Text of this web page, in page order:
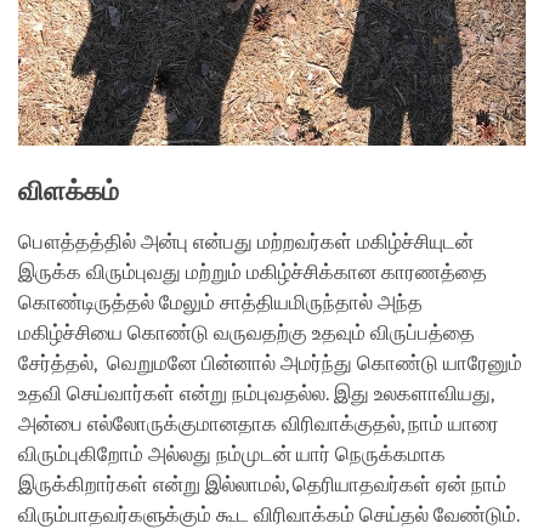
விளக்கம்
பௌத்தத்தில் அன்பு என்பது மற்றவர்கள் மகிழ்ச்சியுடன்
இருக்க விரும்புவது மற்றும் மகிழ்ச்சிக்கான காரணத்தை
கொண்டிருத்தல் மேலும் சாத்தியமிருந்தால் அந்த
மகிழ்ச்சியை கொண்டு வருவதற்கு உதவும் விருப்பத்தை
சேர்த்தல், வெறுமனே பின்னால் அமர்ந்து கொண்டு யாரேனும்
உதவி செய்வார்கள் என்று நம்புவதல்ல. இது உலகளாவியது,
அன்பை எல்லோருக்குமானதாக விரிவாக்குதல், நாம் யாரை
விரும்புகிறோம் அல்லது நம்முடன் யார் நெருக்கமாக
இருக்கிறார்கள் என்று இல்லாமல், தெரியாதவர்கள் ஏன் நாம்
விரும்பாதவர்களுக்கும் கூட விரிவாக்கம் செய்தல் வேண்டும்.